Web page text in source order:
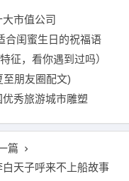
市值公司
合闺蜜生日的祝福语
征，看你遇到过吗）
朋友圈配文)
秀旅游城市雕塑
篇
天子呼来不上船故事